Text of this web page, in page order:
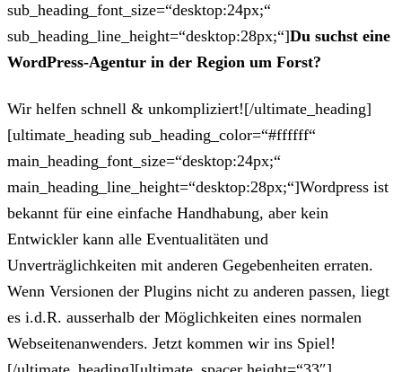
sub_heading_font_size=“desktop:24px;“
sub_heading_line_height=“desktop:28px;“]Du suchst eine
WordPress-Agentur in der Region um Forst?
Wir helfen schnell & unkompliziert![/ultimate_heading]
[ultimate_heading sub_heading_color=“#ffffff“
main_heading_font_size=“desktop:24px;“
main_heading_line_height=“desktop:28px;“]Wordpress ist
bekannt für eine einfache Handhabung, aber kein
Entwickler kann alle Eventualitäten und
Unverträglichkeiten mit anderen Gegebenheiten erraten.
Wenn Versionen der Plugins nicht zu anderen passen, liegt
es i.d.R. ausserhalb der Möglichkeiten eines normalen
Webseitenanwenders. Jetzt kommen wir ins Spiel!